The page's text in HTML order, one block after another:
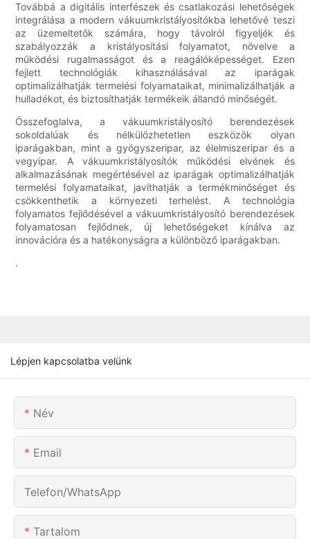
Továbbá a digitális interfészek és csatlakozási lehetőségek
integrálása a modern vákuumkristályosítókba lehetővé teszi
az üzemeltetők számára, hogy távolról figyeljék és
szabályozzák a kristályosítási folyamatot, növelve a
működési rugalmasságot és a reagálóképességet. Ezen
fejlett technológiák kihasználásával az iparágak
optimalizálhatják termelési folyamataikat, minimalizálhatják a
hulladékot, és biztosíthatják termékeik állandó minőségét.
Összefoglalva, a vákuumkristályosító berendezések
sokoldalúak és nélkülözhetetlen eszközök olyan
iparágakban, mint a gyógyszeripar, az élelmiszeripar és a
vegyipar. A vákuumkristályosítók működési elvének és
alkalmazásának megértésével az iparágak optimalizálhatják
termelési folyamataikat, javíthatják a termékminőséget és
csökkenthetik a környezeti terhelést. A technológia
folyamatos fejlődésével a vákuumkristályosító berendezések
folyamatosan fejlődnek, új lehetőségeket kínálva az
innovációra és a hatékonyságra a különböző iparágakban.
.
Lépjen kapcsolatba velünk
Név
Email
Telefon/WhatsApp
Tartalom